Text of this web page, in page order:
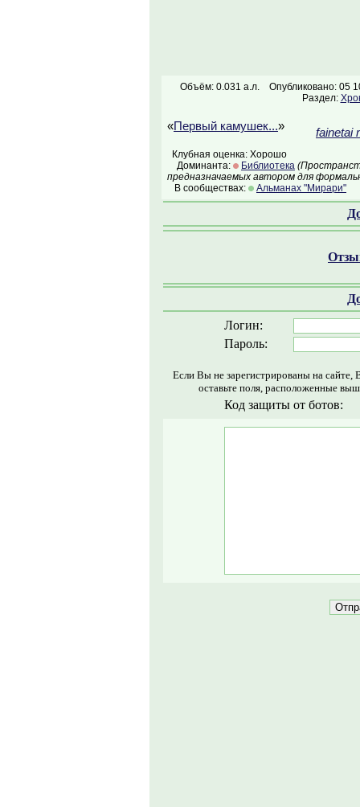
Объём: 0.031 а.л.
Опубликовано: 05
Раздел:
«Первый камушек...» fainetai
Клубная оценка: Хорошо
Доминанта:
Библиотека
предназначаемых автором для
В сообществах:
Альманах "Мирари"
Логин:
Пароль:
Если Вы не зарегистрированы на
оставьте поля, расположенные
Код защиты от ботов: